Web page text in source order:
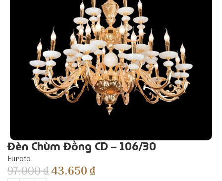
Đèn Chùm Đồng CD – 106/30
Euroto
97.000₫43.650₫